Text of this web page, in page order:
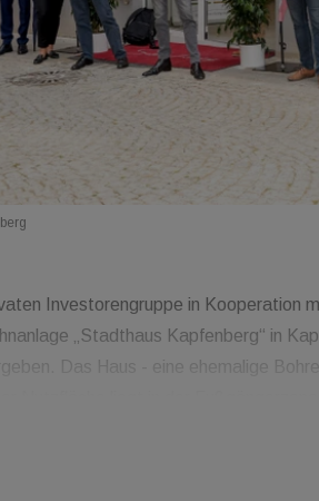
Investorengruppe in Kooperation
„Stadthaus Kapfenberg“ in
Das Haus - eine ehemalige